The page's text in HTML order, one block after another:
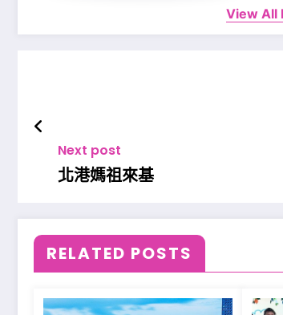
View All
Next post
北港媽祖來基
RELATED POSTS